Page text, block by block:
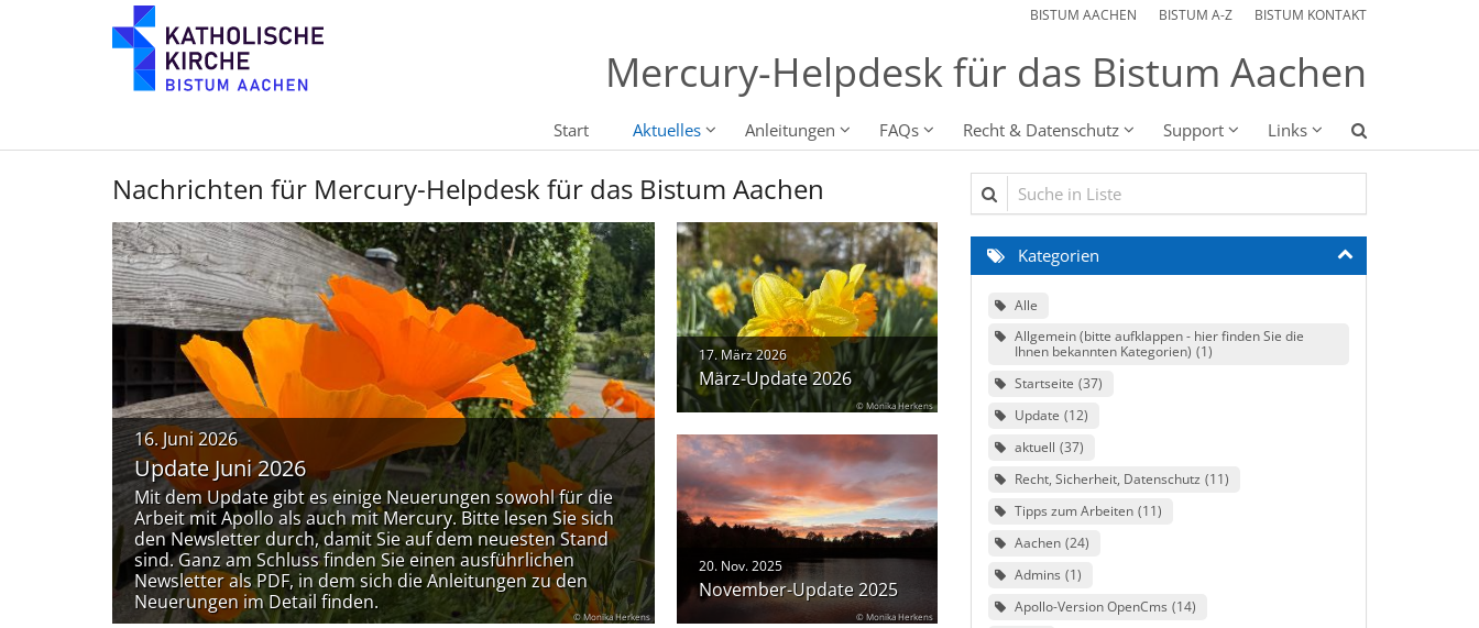
Zum Inhalt springen BISTUM AACHEN BISTUM A-Z BISTUM KONTAKT
Mercury-Helpdesk für das Bistum Aachen
Start Aktuelles Anleitungen FAQs Recht & Datenschutz Support Links
Nachrichten für Mercury-Helpdesk für das Bistum Aachen
16. Juni 2026
Update Juni 2026
Mit dem Update gibt es einige Neuerungen sowohl für die
Arbeit mit Apollo als auch mit Mercury. Bitte lesen Sie sich
den Newsletter durch, damit Sie auf dem neuesten Stand
sind. Ganz am Schluss finden Sie einen ausführlichen
Newsletter als PDF, in dem sich die Anleitungen zu den
Neuerungen im Detail finden.
© Monika Herkens
17. März 2026
März-Update 2026
© Monika Herkens
20. Nov. 2025
November-Update 2025
© Monika Herkens
Suche in Liste
Kategorien
Alle
Allgemein (bitte aufklappen - hier finden Sie die
Ihnen bekannten Kategorien) 1
Startseite 37
Update 12
aktuell 37
Recht, Sicherheit, Datenschutz 11
Tipps zum Arbeiten 11
Aachen 24
Admins 1
Apollo-Version OpenCms 14